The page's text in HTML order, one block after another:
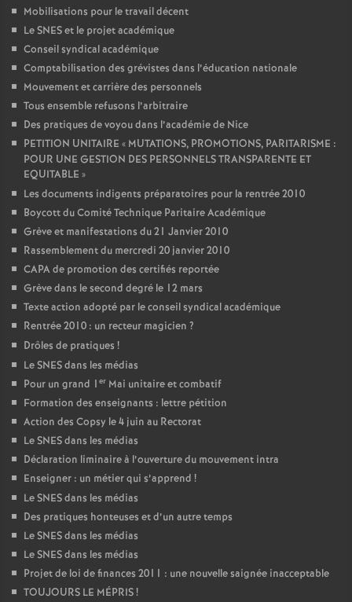
Mobilisations pour le travail décent
Le SNES et le projet académique
Conseil syndical académique
Comptabilisation des grévistes dans l’éducation nationale
Mouvement et carrière des personnels
Tous ensemble refusons l’arbitraire
Des pratiques de voyou dans l’académie de Nice
PETITION UNITAIRE « MUTATIONS, PROMOTIONS, PARITARISME :
POUR UNE GESTION DES PERSONNELS TRANSPARENTE ET
EQUITABLE »
Les documents indigents préparatoires pour la rentrée 2010
Boycott du Comité Technique Paritaire Académique
Grève et manifestations du 21 Janvier 2010
Rassemblement du mercredi 20 janvier 2010
CAPA de promotion des certifiés reportée
Grève dans le second degré le 12 mars
Texte action adopté par le conseil syndical académique
Rentrée 2010 : un recteur magicien ?
Drôles de pratiques !
Le SNES dans les médias
Pour un grand 1 er Mai unitaire et combatif
Formation des enseignants : lettre pétition
Action des Copsy le 4 juin au Rectorat
Le SNES dans les médias
Déclaration liminaire à l’ouverture du mouvement intra
Enseigner : un métier qui s’apprend !
Le SNES dans les médias
Des pratiques honteuses et d’un autre temps
Le SNES dans les médias
Le SNES dans les médias
Projet de loi de finances 2011 : une nouvelle saignée inacceptable
TOUJOURS LE MÉPRIS!